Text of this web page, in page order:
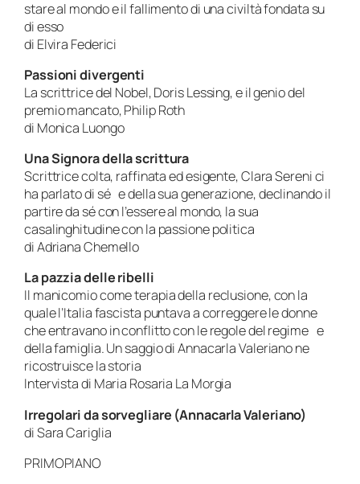
stare al mondo e il fallimento di una civiltà fondata su
di esso
di Elvira Federici
Passioni divergenti
La scrittrice del Nobel, Doris Lessing, e il genio del
premio mancato, Philip Roth
di Monica Luongo
Una Signora della scrittura
Scrittrice colta, raffinata ed esigente, Clara Sereni ci
ha parlato di sé e della sua generazione, declinando il
partire da sé con l’essere al mondo, la sua
casalinghitudine con la passione politica
di Adriana Chemello
La pazzia delle ribelli
Il manicomio come terapia della reclusione, con la
quale l’Italia fascista puntava a correggere le donne
che entravano in conflitto con le regole del regime e
della famiglia. Un saggio di Annacarla Valeriano ne
ricostruisce la storia
Intervista di Maria Rosaria La Morgia
Irregolari da sorvegliare (Annacarla Valeriano)
di Sara Cariglia
PRIMOPIANO